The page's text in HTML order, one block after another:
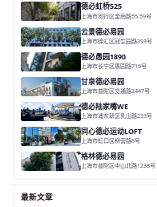
德必虹桥525
上海市闵行区金雨路55-59号
云景德必易园
上海市徐汇区冠生园路393号
德必愚园1890
上海市长宁区愚园路716号
甘泉德必易园
上海市普陀区交通路2447号
德必陆家嘴WE
上海市浦东新区乳山路233号
同心德必运动LOFT
上海市虹口区柳营路8号
格林德必易园
上海市普陀区中山北路1238号
最新文章